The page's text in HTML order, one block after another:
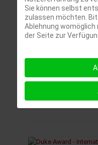
Offener
GuGs
Sie können selbst
zulassen möchten.
Ablehnung
der Seite zur